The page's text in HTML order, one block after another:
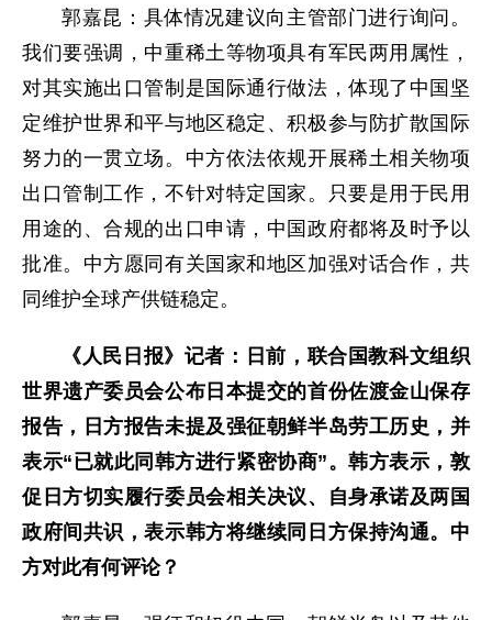
郭嘉昆：具体情况建议向主管部门进行询问。
我们要强调，中重稀土等物项具有军民两用属性，
对其实施出口管制是国际通行做法，体现了中国坚
定维护世界和平与地区稳定、积极参与防扩散国际
努力的一贯立场。中方依法依规开展稀土相关物项
出口管制工作，不针对特定国家。只要是用于民用
用途的、合规的出口申请，中国政府都将及时予以
批准。中方愿同有关国家和地区加强对话合作，共
同维护全球产供链稳定。
《人民日报》记者：日前，联合国教科文组织
世界遗产委员会公布日本提交的首份佐渡金山保存
报告，日方报告未提及强征朝鲜半岛劳工历史，并
表示“已就此同韩方进行紧密协商”。韩方表示，敦
促日方切实履行委员会相关决议、自身承诺及两国
政府间共识，表示韩方将继续同日方保持沟通。中
方对此有何评论？